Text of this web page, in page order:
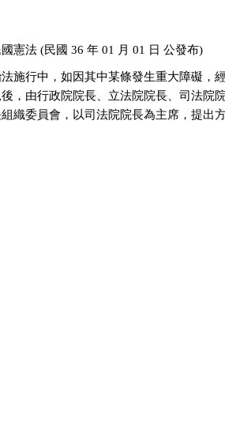
憲法 (民國 36 年 01 月 01 日 公發布)
施行中，如因其中某條發生重大障礙，
，由行政院院長、立法院院長、司法院
組織委員會，以司法院院長為主席，提出